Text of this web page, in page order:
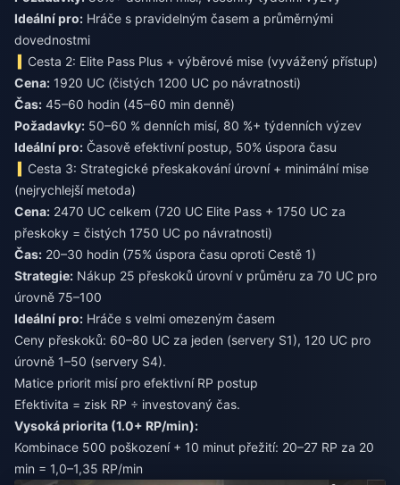
Ideální pro: Hráče s pravidelným časem a průměrnými
dovednostmi
Cesta 2: Elite Pass Plus + výběrové mise (vyvážený přístup)
Cena: 1920 UC (čistých 1200 UC po návratnosti)
Čas: 45–60 hodin (45–60 min denně)
Požadavky: 50–60 % denních misí, 80 %+ týdenních výzev
Ideální pro: Časově efektivní postup, 50% úspora času
Cesta 3: Strategické přeskakování úrovní + minimální mise
(nejrychlejší metoda)
Cena: 2470 UC celkem (720 UC Elite Pass + 1750 UC za
přeskoky = čistých 1750 UC po návratnosti)
Čas: 20–30 hodin (75% úspora času oproti Cestě 1)
Strategie: Nákup 25 přeskoků úrovní v průměru za 70 UC pro
úrovně 75–100
Ideální pro: Hráče s velmi omezeným časem
Ceny přeskoků: 60–80 UC za jeden (servery S1), 120 UC pro
úrovně 1–50 (servery S4).
Matice priorit misí pro efektivní RP postup
Efektivita = zisk RP ÷ investovaný čas.
Vysoká priorita (1.0+ RP/min):
Kombinace 500 poškození + 10 minut přežití: 20–27 RP za 20
min = 1,0–1,35 RP/min